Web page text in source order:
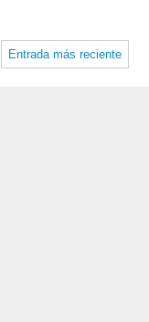
Entrada más reciente